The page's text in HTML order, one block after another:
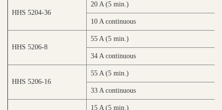
HHS 5204-36
20 A (5 min.)
10 A continuous
HHS 5206-8
55 A (5 min.)
34 A continuous
HHS 5206-16
55 A (5 min.)
33 A continuous
15 A (5 min.)